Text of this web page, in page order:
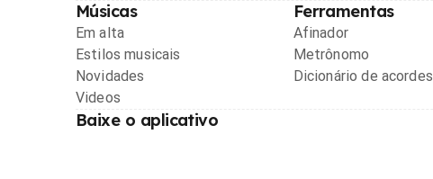
Músicas
Em alta
Estilos musicais
Novidades
Videos
Ferramentas
Afinador
Metrônomo
Dicionário de acordes
Baixe o aplicativo